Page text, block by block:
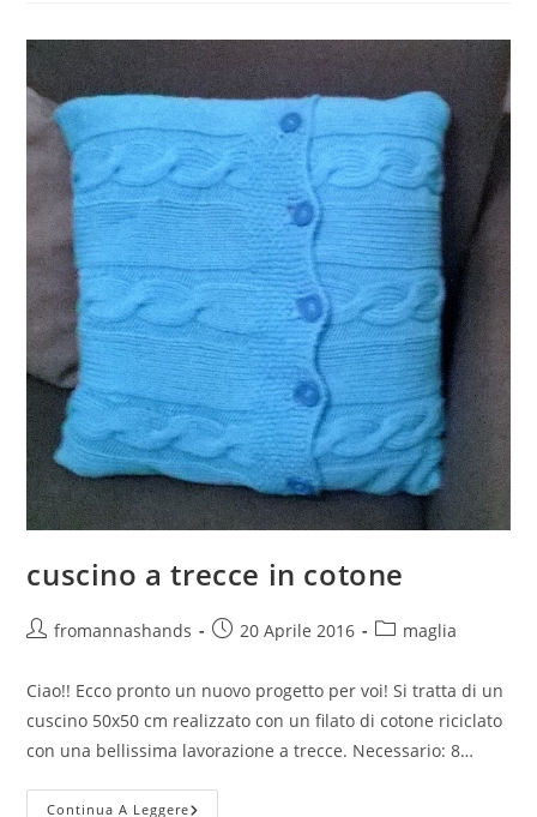
(schema
Maglioncino
Ai
Ferri)
cuscino a trecce in cotone
Autorefromannashands
Articolo20 Aprile 2016
Categoria
maglia
Ciao!! Ecco pronto un nuovo progetto per voi! Si tratta di un
cuscino 50x50 cm realizzato con un filato di cotone riciclato
con una bellissima lavorazione a trecce. Necessario: 8…
Continua A LeggereCuscino